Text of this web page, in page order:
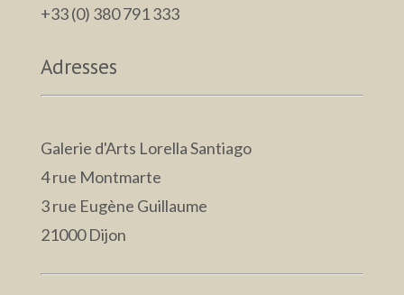
+33 (0) 380 791 333
Adresses
Galerie d'Arts Lorella Santiago
4 rue Montmarte
3 rue Eugène Guillaume
21000 Dijon